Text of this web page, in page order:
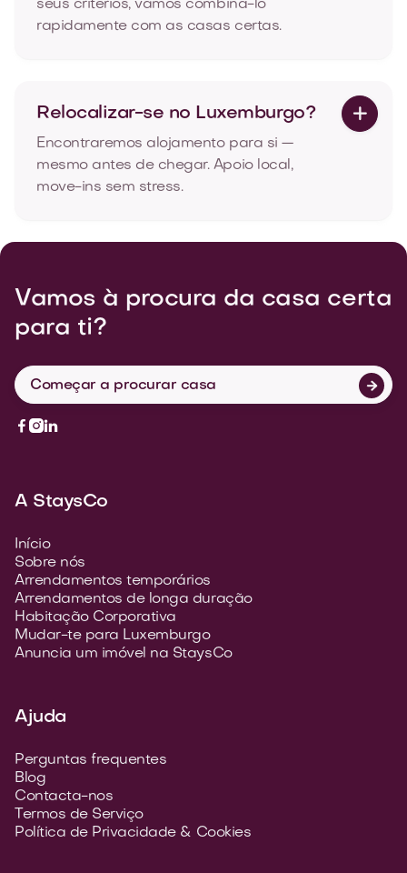
seus critérios, vamos combiná-lo
rapidamente com as casas certas.
Relocalizar-se no Luxemburgo?
Encontraremos alojamento para si —
mesmo antes de chegar. Apoio local,
move-ins sem stress.

Vamos à procura da casa certa
para ti?
Começar a procurar casa 
 
A StaysCo
Início
Sobre nós
Arrendamentos temporários
Arrendamentos de longa duração
Habitação Corporativa
Mudar-te para Luxemburgo
Anuncia um imóvel na StaysCo
Ajuda
Perguntas frequentes
Blog
Contacta-nos
Termos de Serviço
Política de Privacidade & Cookies